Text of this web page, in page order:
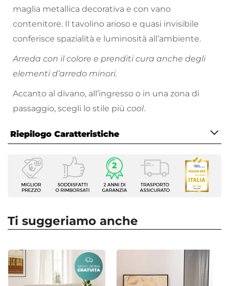
maglia metallica decorativa e con vano
contenitore. Il tavolino arioso e quasi invisibile
conferisce spazialità e luminosità all’ambiente.
Arreda con il colore e prenditi cura anche degli
elementi d’arredo minori.
Accanto al divano, all’ingresso o in una zona di
passaggio, scegli lo stile più cool.
Riepilogo Caratteristiche
Caratteristiche
Tipologia
Tavolino
Dimensioni
Altezza
40 cm
Ti suggeriamo anche